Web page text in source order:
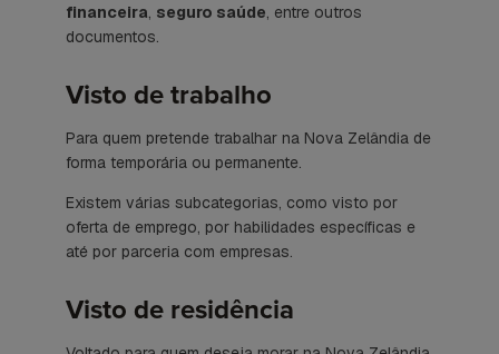
financeira, seguro saúde, entre outros
documentos.
Visto de trabalho
Para quem pretende trabalhar na Nova Zelândia de
forma temporária ou permanente.
Existem várias subcategorias, como visto por
oferta de emprego, por habilidades específicas e
até por parceria com empresas.
Visto de residência